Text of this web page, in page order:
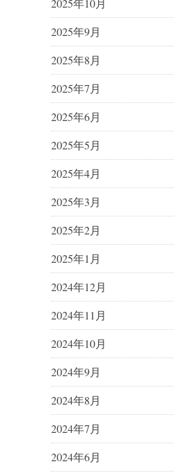
2025年10月
2025年9月
2025年8月
2025年7月
2025年6月
2025年5月
2025年4月
2025年3月
2025年2月
2025年1月
2024年12月
2024年11月
2024年10月
2024年9月
2024年8月
2024年7月
2024年6月